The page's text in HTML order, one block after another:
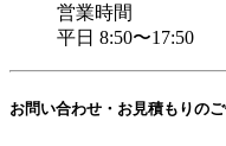
営業時間
平日 8:50〜17:50
お問い合わせ・ お見積もりの